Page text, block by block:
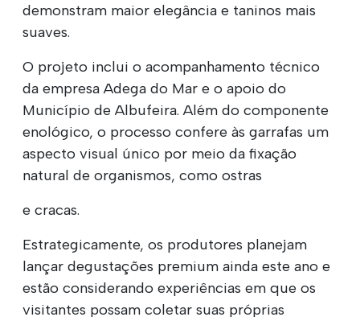
demonstram maior elegância e taninos mais
suaves.
O projeto inclui o acompanhamento técnico
da empresa Adega do Mar e o apoio do
Município de Albufeira. Além do componente
enológico, o processo confere às garrafas um
aspecto visual único por meio da fixação
natural de organismos, como ostras
e cracas.
Estrategicamente, os produtores planejam
lançar degustações premium ainda este ano e
estão considerando experiências em que os
visitantes possam coletar suas próprias